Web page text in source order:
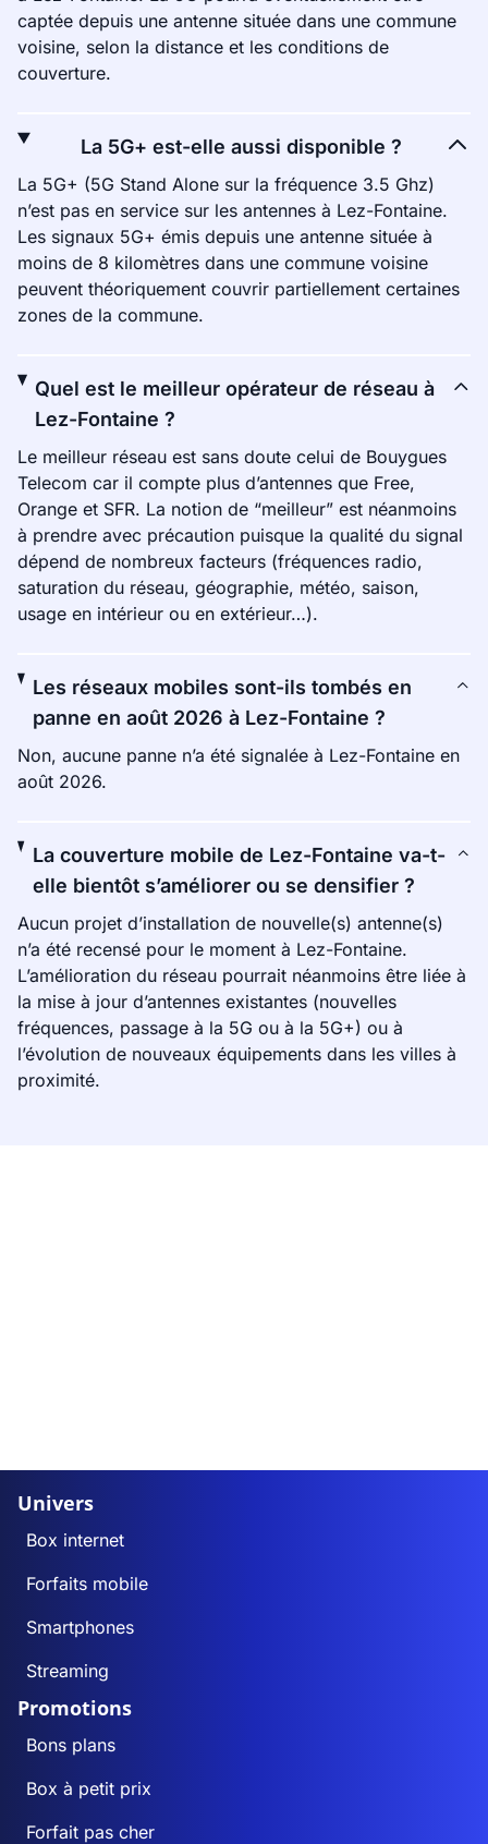
captée depuis une antenne située dans une commune
voisine, selon la distance et les conditions de
couverture.
La 5G+ est-elle aussi disponible ?
La 5G+ (5G Stand Alone sur la fréquence 3.5 Ghz)
n’est pas en service sur les antennes à Lez-Fontaine.
Les signaux 5G+ émis depuis une antenne située à
moins de 8 kilomètres dans une commune voisine
peuvent théoriquement couvrir partiellement certaines
zones de la commune.
Quel est le meilleur opérateur de réseau à
Lez-Fontaine ?
Le meilleur réseau est sans doute celui de Bouygues
Telecom car il compte plus d’antennes que Free,
Orange et SFR. La notion de “meilleur” est néanmoins
à prendre avec précaution puisque la qualité du signal
dépend de nombreux facteurs (fréquences radio,
saturation du réseau, géographie, météo, saison,
usage en intérieur ou en extérieur…).
Les réseaux mobiles sont-ils tombés en
panne en août 2026 à Lez-Fontaine ?
Non, aucune panne n’a été signalée à Lez-Fontaine en
août 2026.
La couverture mobile de Lez-Fontaine va-t-
elle bientôt s’améliorer ou se densifier ?
Aucun projet d’installation de nouvelle(s) antenne(s)
n’a été recensé pour le moment à Lez-Fontaine.
L’amélioration du réseau pourrait néanmoins être liée à
la mise à jour d’antennes existantes (nouvelles
fréquences, passage à la 5G ou à la 5G+) ou à
l’évolution de nouveaux équipements dans les villes à
proximité.
Univers
Box internet
Forfaits mobile
Smartphones
Streaming
Promotions
Bons plans
Box à petit prix
Forfait pas cher